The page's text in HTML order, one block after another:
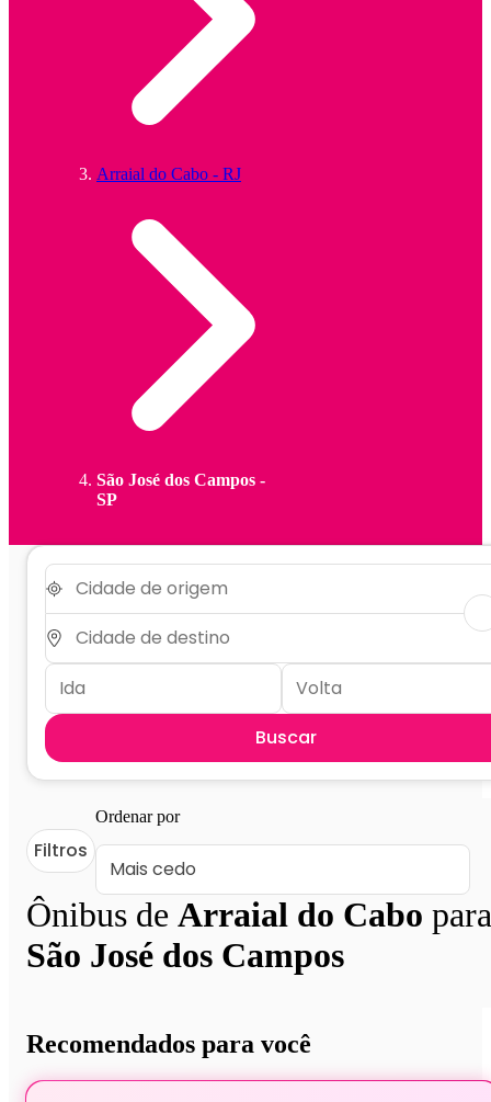
Arraial do Cabo - RJ
São José dos Campos -
SP
Buscar
Ônibus de Arraial do Cabo para
São José dos Campos
Filtros
Ordenar por
Recomendados para você